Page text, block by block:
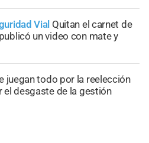
Vial Quitan el carnet de
un video con mate y
juegan todo por la reelección
desgaste de la gestión